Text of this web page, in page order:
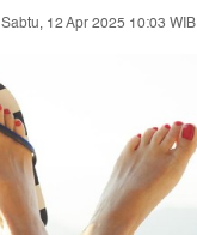
Sabtu, 12 Apr 2025 10:03 WIB